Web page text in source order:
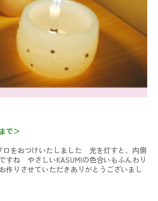
で＞
ロをおつけいたしました 光を灯すと、内側
すね やさしいKASUMIの色合いもふんわり
りさせていただきありがとうございまし